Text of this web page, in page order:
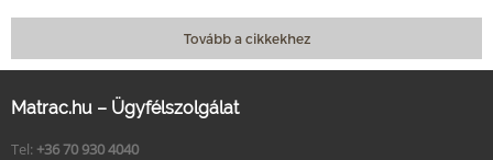
Tovább a cikkekhez
Matrac.hu – Ügyfélszolgálat
Tel: +36 70 930 4040